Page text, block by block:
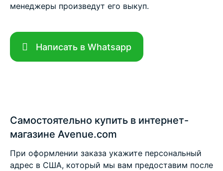
менеджеры произведут его выкуп.
Написать в Whatsapp
Самостоятельно купить в интернет-
магазине Avenue.com
При оформлении заказа укажите персональный
адрес в США, который мы вам предоставим после